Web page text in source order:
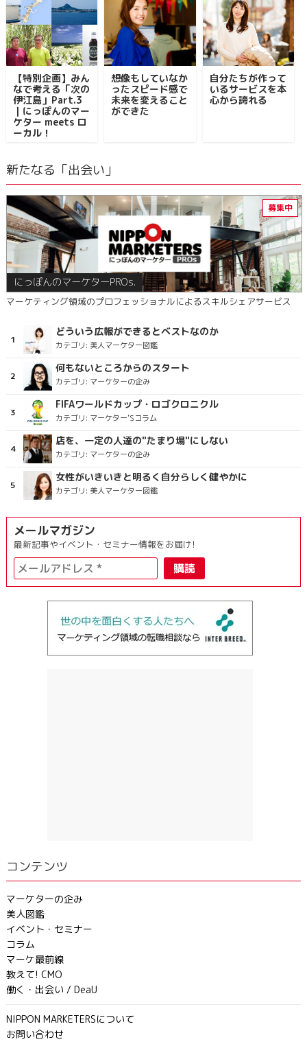
【特別企画】みん
なで考える「次の
伊江島」Part.3
｜にっぽんのマー
ケター meets ロ
ーカル！
想像もしていなか
ったスピード感で
未来を変えること
ができた
自分たちが作って
いるサービスを本
心から誇れる
新たなる「出会い」
にっぽんのマーケターPROs.
マーケティング領域のプロフェッショナルによるスキルシェアサービス
どういう広報ができるとベストなのか
カテゴリ: 美人マーケター図鑑
何もないところからのスタート
カテゴリ: マーケターの企み
FIFAワールドカップ・ロゴクロニクル
カテゴリ: マーケター’Sコラム
店を、一定の人達の"たまり場"にしない
カテゴリ: マーケターの企み
女性がいきいきと明るく自分らしく健やかに
カテゴリ: 美人マーケター図鑑
メールマガジン
最新記事やイベント・セミナー情報をお届け!
コンテンツ
マーケターの企み
美人図鑑
イベント・セミナー
コラム
マーケ最前線
教えて! CMO
働く・出会い / DeaU
NIPPON MARKETERSについて
お問い合わせ